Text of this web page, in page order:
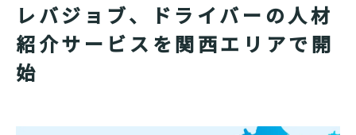
レバジョブ、ドライバーの人材
紹介サービスを関西エリアで開
始